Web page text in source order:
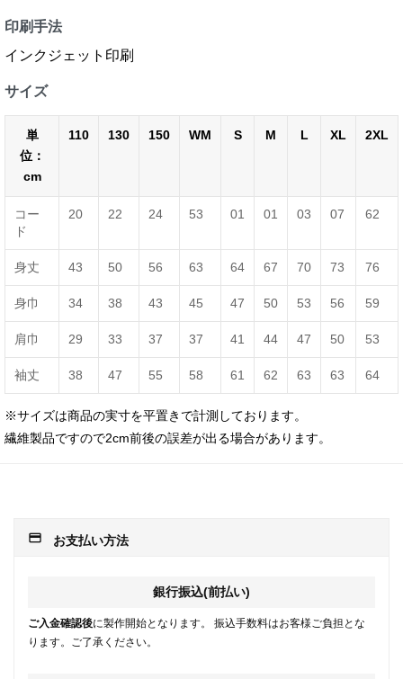
印刷手法
インクジェット印刷
サイズ
単
位：
cm
110 130 150 WM S M L XL 2XL
コー
ド
20 22 24 53 01 01 03 07 62
身丈 43 50 56 63 64 67 70 73 76
身巾 34 38 43 45 47 50 53 56 59
肩巾 29 33 37 37 41 44 47 50 53
袖丈 38 47 55 58 61 62 63 63 64
※サイズは商品の実寸を平置きで計測しております。
繊維製品ですので2cm前後の誤差が出る場合があります。
payment お支払い方法
銀行振込(前払い)
ご入金確認後に製作開始となります。 振込手数料はお客様ご負担とな
ります。ご了承ください。